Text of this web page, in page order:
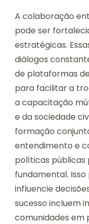
A colaboração
pode ser
estratégicas.
diálogos
de plataformas
para facilitar a
a capacitação
e da sociedade
formação
entendimento e
políticas
fundamental.
influencie
sucesso incluem
comunidades em